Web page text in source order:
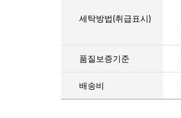
세탁방법(취급표시)
품질보증기준
배송비